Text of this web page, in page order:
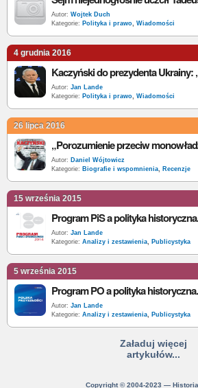
Autor: Wojtek Duch
Kategorie: Polityka i prawo, Wiadomości
4 grudnia 2016
Autor: Jan Lande
Kategorie: Polityka i prawo, Wiadomości
26 lipca 2016
Autor: Daniel Wójtowicz
Kategorie: Biografie i wspomnienia, Recenzje
15 września 2015
Program PiS a polityka
Autor: Jan Lande
Kategorie: Analizy i zestawienia, Publicystyka
5 września 2015
Program PO a polityka
Autor: Jan Lande
Kategorie: Analizy i zestawienia, Publicystyka
Załaduj więcej
artykułów...
Copyright © 2004-2023 —